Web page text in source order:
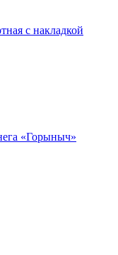
с накладкой
«Горыныч»